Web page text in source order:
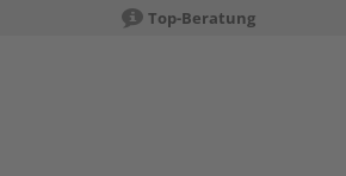
Top-Beratung